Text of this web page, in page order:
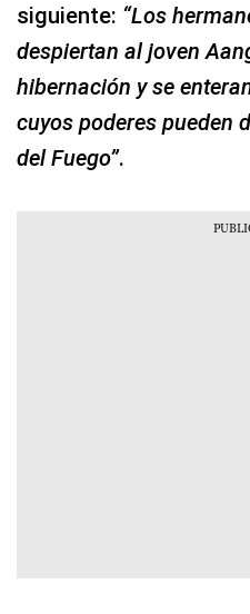
siguiente: “Los
despiertan al joven
hibernación y se
cuyos poderes pueden
del Fuego”.